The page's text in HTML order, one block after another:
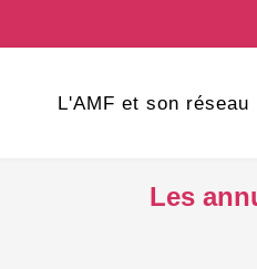
L'AMF et son réseau
Les